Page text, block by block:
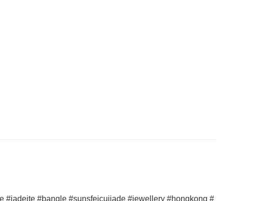
#jadeite #bangle #sunsfeicuijade #jewellery #hongkong #